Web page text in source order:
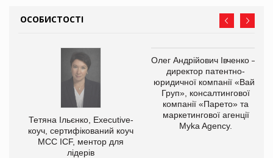
ОСОБИСТОСТІ
Тетяна Ільєнко, Executive-
коуч, сертифікований коуч
МСС ICF, ментор для
лідерів
Олег Андрійович Івченко —
директор патентно-
юридичної компанії «Вайз
Груп», консалтингової
компанії «Парето» та
маркетингової агенції
Myka Agency.